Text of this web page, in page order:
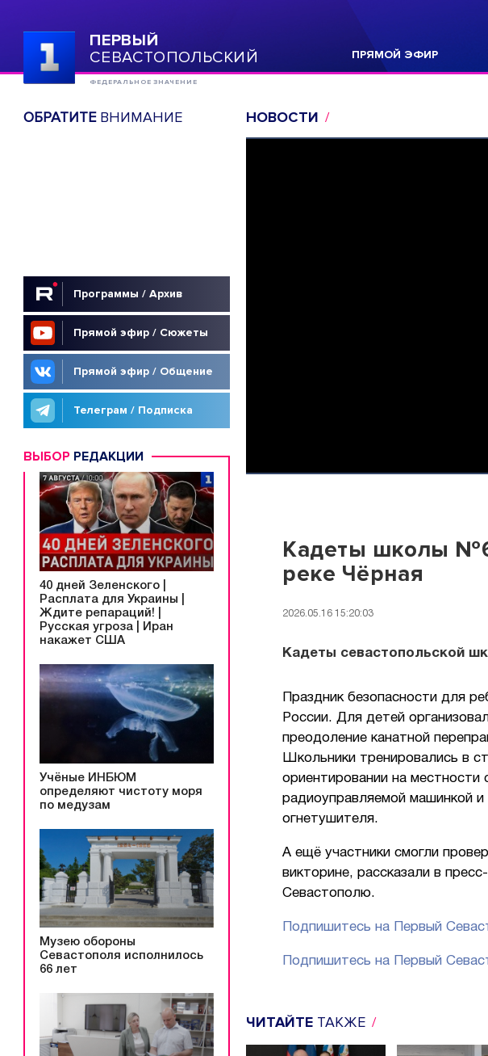
ПЕРВЫЙ
СЕВАСТОПОЛЬСКИЙ
ФЕДЕРАЛЬНОЕ ЗНАЧЕНИЕ
ПРЯМОЙ ЭФИР
ОБРАТИТЕВНИМАНИЕ
Программы / Архив
Прямой эфир / Сюжеты
Прямой эфир / Общение
Телеграм / Подписка
ВЫБОР РЕДАКЦИИ
40 дней Зеленского |
Расплата для Украины |
Ждите репараций! |
Русская угроза | Иран
накажет США
Учёные ИНБЮМ
определяют чистоту моря
по медузам
Музею обороны
Севастополя исполнилось
66 лет
НОВОСТИ
Кадеты школы
реке Чёрная
2026.05.16 15:20:03
Кадеты севастопольской
Праздник безопасности для
России. Для детей
преодоление канатной
Школьники тренировались в
ориентировании на
радиоуправляемой машинкой
огнетушителя.
А ещё участники смогли
викторине, рассказали в
Севастополю.
Подпишитесь на Первый
Подпишитесь на Первый
ЧИТАЙТЕ ТАКЖЕ